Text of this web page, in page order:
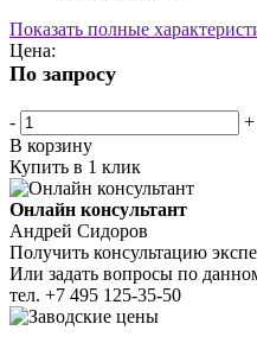
Показать полные
Цена:
По запросу
-
+
В корзину
Купить в 1 клик
Онлайн консультант
Андрей Сидоров
Получить консультацию
Или задать вопросы по
тел. +7 495 125-35-50